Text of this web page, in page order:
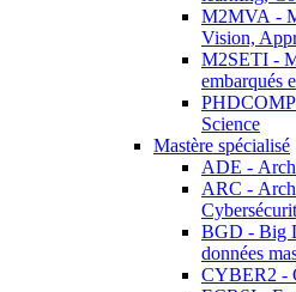
M2MVA -
Vision,
M2SETI -
embarqués
Science
Mastère spécialisé
ADE -
ARC -
BGD - Big
données
CYBER2 -